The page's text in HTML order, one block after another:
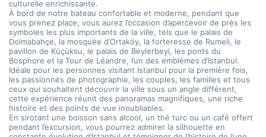
culturelle enrichissante.
À bord de notre bateau confortable et moderne, pendant que
vous prenez place, vous aurez l’occasion d’apercevoir de près les
symboles les plus importants de la ville, tels que le palais de
Dolmabahçe, la mosquée d’Ortaköy, la forteresse de Rumeli, le
pavillon de Küçüksu, le palais de Beylerbeyi, les ponts du
Bosphore et la Tour de Léandre, l’un des emblèmes d’Istanbul.
Idéale pour les personnes visitant Istanbul pour la première fois,
les passionnés de photographie, les couples, les familles et tous
ceux qui souhaitent découvrir la ville sous un angle différent,
cette expérience réunit des panoramas magnifiques, une riche
histoire et des points de vue inoubliables.
En sirotant une boisson sans alcool, un thé turc ou un café offert
pendant l’excursion, vous pourrez admirer la silhouette en